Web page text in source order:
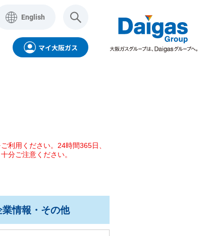
English
ィ
マイ大阪ガス
利用ください。24時間365日、
分ご注意ください。
業情報・その他